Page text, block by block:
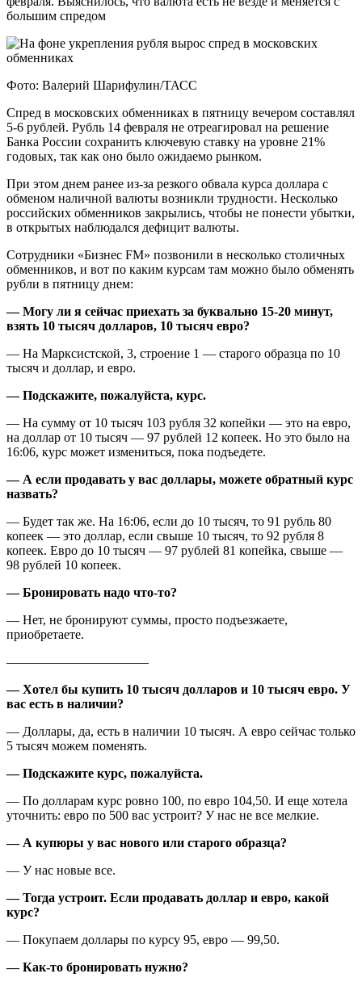
большим спредом
Фото: Валерий Шарифулин/ТАСС
Спред в московских обменниках в пятницу вечером составлял
5-6 рублей. Рубль 14 февраля не отреагировал на решение
Банка России сохранить ключевую ставку на уровне 21%
годовых, так как оно было ожидаемо рынком.
При этом днем ранее из-за резкого обвала курса доллара с
обменом наличной валюты возникли трудности. Несколько
российских обменников закрылись, чтобы не понести убытки,
в открытых наблюдался дефицит валюты.
Сотрудники «Бизнес FM» позвонили в несколько столичных
обменников, и вот по каким курсам там можно было обменять
рубли в пятницу днем:
— Могу ли я сейчас приехать за буквально 15-20 минут,
взять 10 тысяч долларов, 10 тысяч евро?
— На Марксистской, 3, строение 1 — старого образца по 10
тысяч и доллар, и евро.
— Подскажите, пожалуйста, курс.
— На сумму от 10 тысяч 103 рубля 32 копейки — это на евро,
на доллар от 10 тысяч — 97 рублей 12 копеек. Но это было на
16:06, курс может измениться, пока подъедете.
— А если продавать у вас доллары, можете обратный курс
назвать?
— Будет так же. На 16:06, если до 10 тысяч, то 91 рубль 80
копеек — это доллар, если свыше 10 тысяч, то 92 рубля 8
копеек. Евро до 10 тысяч — 97 рублей 81 копейка, свыше —
98 рублей 10 копеек.
— Бронировать надо что-то?
— Нет, не бронируют суммы, просто подъезжаете,
приобретаете.
———————————
— Хотел бы купить 10 тысяч долларов и 10 тысяч евро. У
вас есть в наличии?
— Доллары, да, есть в наличии 10 тысяч. А евро сейчас только
5 тысяч можем поменять.
— Подскажите курс, пожалуйста.
— По долларам курс ровно 100, по евро 104,50. И еще хотела
уточнить: евро по 500 вас устроит? У нас не все мелкие.
— А купюры у вас нового или старого образца?
— У нас новые все.
— Тогда устроит. Если продавать доллар и евро, какой
курс?
— Покупаем доллары по курсу 95, евро — 99,50.
— Как-то бронировать нужно?